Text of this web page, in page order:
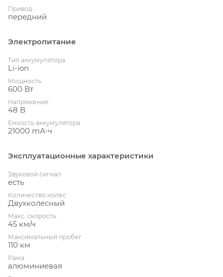
Привод
передний
Электропитание
Тип аккумулятора
Li-ion
Мощность
600 Вт
Напряжение
48 В
Емкость аккумулятора
21000 mА⋅ч
Эксплуатационные характеристики
Звуковой сигнал
есть
Количество колес
Двухколесный
Макс. скорость
45 км/ч
Максимальный пробег
110 км
Рама
алюминиевая